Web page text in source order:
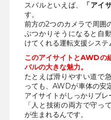
スバルといえば、 「アイ
す。
前方の2つのカメラで周囲
ぶつかりそうになると自
けてくれる運転支援システ
このアイサイトとAWDの
バルの大きな魅力。
たとえば滑りやすい道で
っても、AWDが車体の安
アイサイトがしっかりブレ
「人と技術の両方で守っ
が生まれるんです。